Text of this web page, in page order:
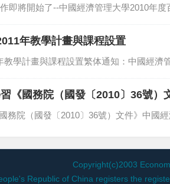
即將開始了--中國經濟管理大學2010年
年教學計畫與課程設置
教學計畫與課程設置繁体通知：中國經濟
《國務院（國發〔2010〕36號）
務院（國發〔2010〕36號）文件》中國
Copyright(c)2003
Republic of China registers the